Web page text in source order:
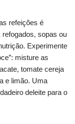
refeições é
sopas ou
Experimente
misture as
tomate cereja
e limão. Uma
deleite para o